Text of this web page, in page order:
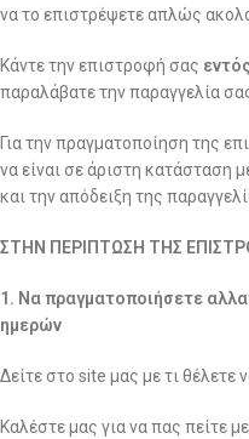
να το επιστρέψετε απλώς
Κάντε την επιστροφή σας
παραλάβατε την παραγγελία
Για την πραγματοποίηση της
να είναι σε άριστη κατάσταση
και την απόδειξη της
ΣΤΗΝ ΠΕΡΙΠΤΩΣΗ ΤΗΣ
1. Να πραγματοποιήσετε
ημερών
Δείτε στο site μας με τι θέλετε
Καλέστε μας για να πας πείτε